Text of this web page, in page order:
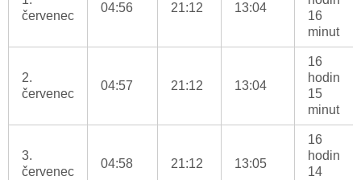
červenec
04:56 21:12 13:04
16
minut
2.
červenec
04:57 21:12 13:04
16
hodin
15
minut
3.
červenec
04:58 21:12 13:05
16
hodin
14